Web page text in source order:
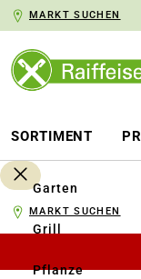
Zur
MARKT SUCHEN
SORTIMENT
Garten
Grill
Pflanze
MARKT SUCHEN